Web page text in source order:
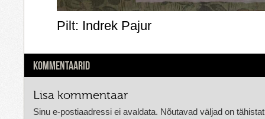
Pilt: Indrek Pajur
KOMMENTAARID
Lisa kommentaar
Sinu e-postiaadressi ei avaldata. Nõutavad väljad on